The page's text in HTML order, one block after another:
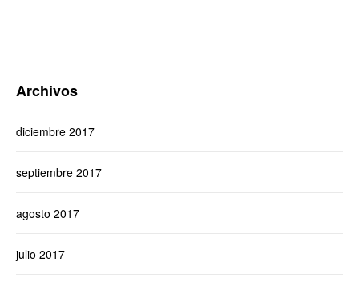
Archivos
diciembre 2017
septiembre 2017
agosto 2017
julio 2017